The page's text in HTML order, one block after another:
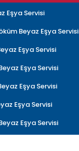
Eşya Servisi
Beyaz Eşya Servisi
Eşya Servisi
Eşya Servisi
Eşya Servisi
Eşya Servisi
Eşya Servisi